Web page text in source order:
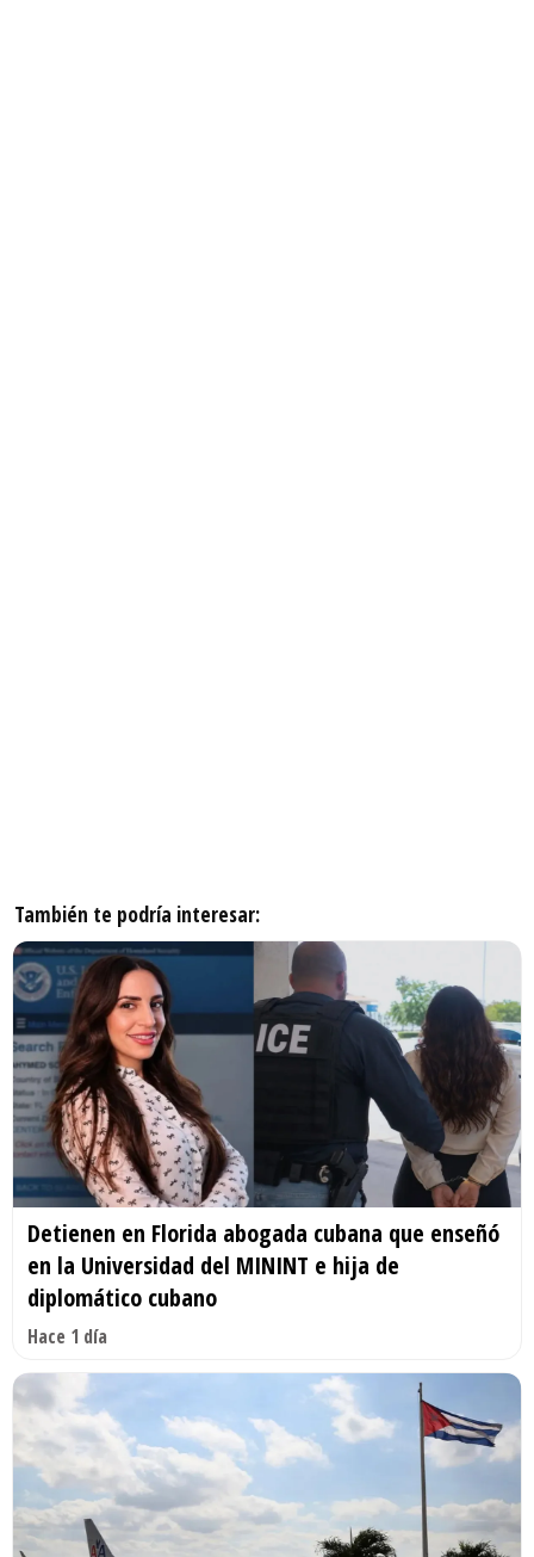
También te podría interesar:
Detienen en Florida abogada cubana que enseñó
en la Universidad del MININT e hija de
diplomático cubano
Hace 1 día